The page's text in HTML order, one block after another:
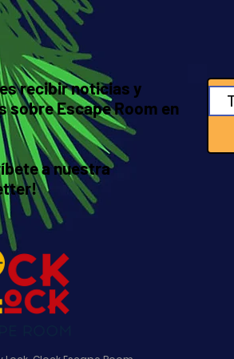
recibir noticias y
sobre Escape Room en
a nuestra